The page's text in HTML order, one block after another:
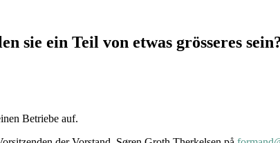
sie ein Teil von etwas grösseres
Betriebe auf.